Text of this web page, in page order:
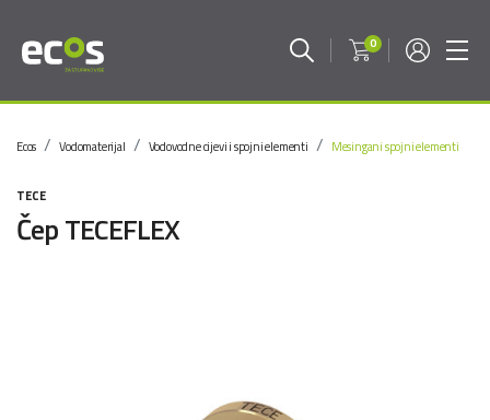
0
Ecos Vodomaterijal Vodovodne cijevi i spojni elementi Mesingani spojni elementi
TECE
Čep TECEFLEX